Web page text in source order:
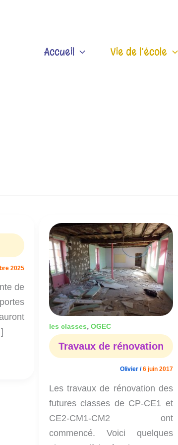
Accueil Vie de l’école
2025
de
les classes, OGEC
Travaux de rénovation
Olivier /6 juin 2017
Les travaux de rénovation des
futures classes de CP-CE1 et
CE2-CM1-CM2 ont
commencé. Voici quelques
Travaux
de
rénovation